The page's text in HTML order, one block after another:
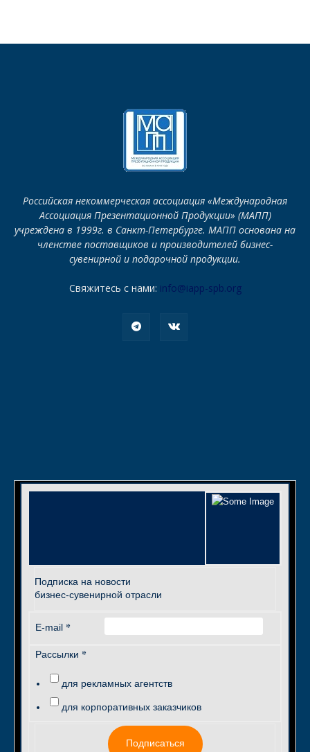
Российская некоммерческая ассоциация «Международная
Ассоциация Презентационной Продукции» (МАПП)
учреждена в 1999г. в Санкт-Петербурге. МАПП основана на
членстве поставщиков и производителей бизнес-
сувенирной и подарочной продукции.
Свяжитесь с нами: info@iapp-spb.org
Подписка на новости
бизнес-сувенирной отрасли
E-mail *
Рассылки *
для рекламных агентств
для корпоративных заказчиков
Подписаться